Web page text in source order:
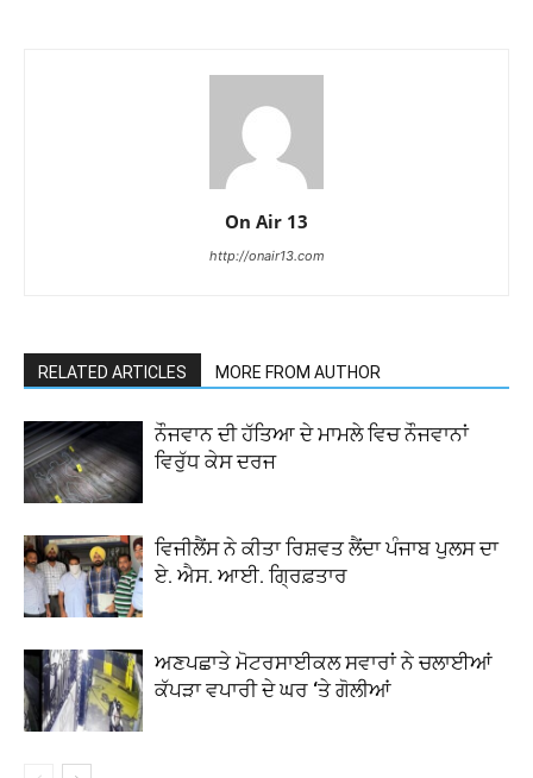
On Air 13
http://onair13.com
RELATED ARTICLES MORE FROM AUTHOR
ਨੌਜਵਾਨ ਦੀ ਹੱਤਿਆ ਦੇ ਮਾਮਲੇ ਵਿਚ ਨੌਜਵਾਨਾਂ
ਵਿਰੁੱਧ ਕੇਸ ਦਰਜ
ਵਿਜੀਲੈਂਸ ਨੇ ਕੀਤਾ ਰਿਸ਼ਵਤ ਲੈਂਦਾ ਪੰਜਾਬ ਪੁਲਸ ਦਾ
ਏ. ਐਸ. ਆਈ. ਗ੍ਰਿਫ਼ਤਾਰ
ਅਣਪਛਾਤੇ ਮੋਟਰਸਾਈਕਲ ਸਵਾਰਾਂ ਨੇ ਚਲਾਈਆਂ
ਕੱਪੜਾ ਵਪਾਰੀ ਦੇ ਘਰ ‘ਤੇ ਗੋਲੀਆਂ